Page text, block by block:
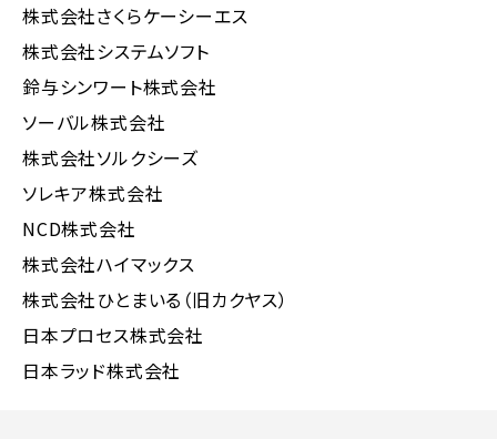
株式会社さくらケーシーエス
株式会社システムソフト
鈴与シンワート株式会社
ソーバル株式会社
株式会社ソルクシーズ
ソレキア株式会社
NCD株式会社
株式会社ハイマックス
株式会社ひとまいる（旧カクヤス）
日本プロセス株式会社
日本ラッド株式会社